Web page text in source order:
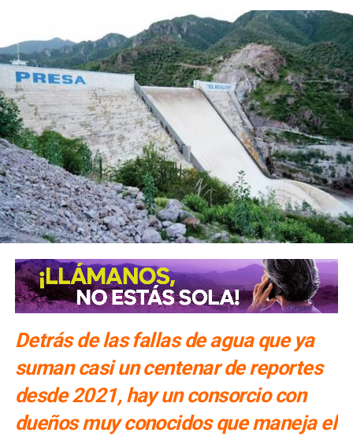
Recomendamos leer también:Después de La Maroma,
cancelarán más proyectos abusivos en SLP: activista
ARTÍCULOS RELACIONADOS:
FEDERICO GARZA
FISCALÍA GENERAL DE SLP
KARLA PONTIGO
SIGUIENTE
Asesor de FGE no será retirado del cargo; portaba un
arma
NO TE PIERDAS
Hallaron un cadáver semienterrado en el Periférico
Norte de SLP
Detrás de las fallas de agua que ya
suman casi un centenar de reportes
desde 2021, hay un consorcio con
dueños muy conocidos que maneja el